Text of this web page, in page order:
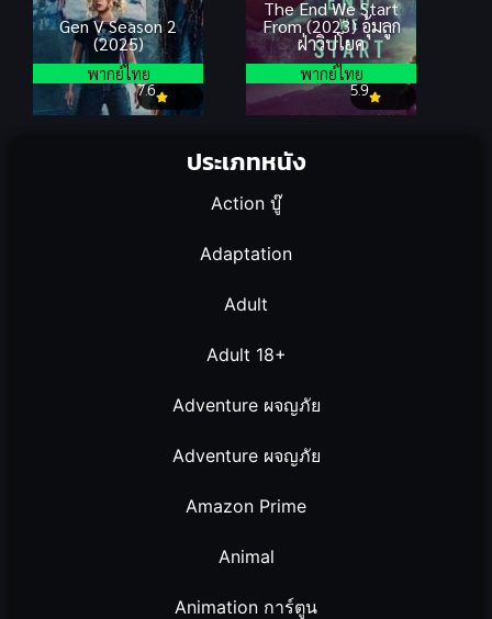
ประเภทหนัง
Action บู๊
Adaptation
Adult
Adult 18+
Adventure ผจญภัย
Adventure ผจญภัย
Amazon Prime
Animal
Animation การ์ตูน
Gen V Season 2
(2025)
7.6
พากย์ไทย
The End We Start
From (2023) อุ้มลูก
ฝ่าวิปโยค
5.9
พากย์ไทย